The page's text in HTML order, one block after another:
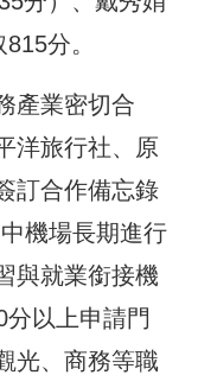
分。
產業密切合
洋旅行社、原
訂合作備忘錄
機場長期進行
與就業銜接機
以上申請門
光、商務等職